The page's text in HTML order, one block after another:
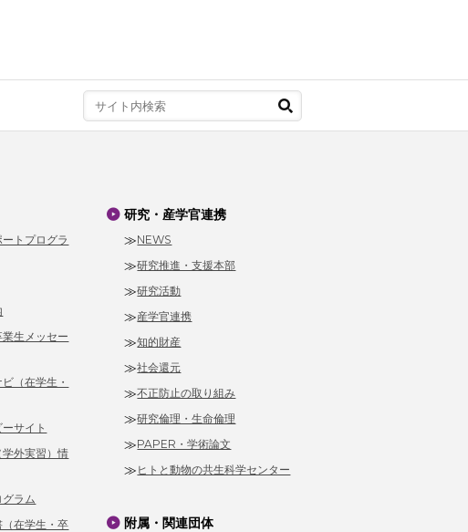
トプログラ
生メッセー
（在学生・
サイト
外実習）情
ラム
在学生・卒
研究・産学官連携
NEWS
研究推進・支援本部
研究活動
産学官連携
知的財産
社会還元
不正防止の取り組み
研究倫理・生命倫理
PAPER・学術論文
ヒトと動物の共生科学センター
附属・関連団体